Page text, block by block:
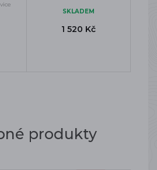
SKLADEM
1 520 Kč
produkty